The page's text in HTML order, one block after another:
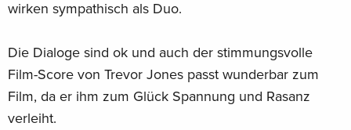
wirken sympathisch als Duo.
Die Dialoge sind ok und auch der stimmungsvolle
Film-Score von Trevor Jones passt wunderbar zum
Film, da er ihm zum Glück Spannung und Rasanz
verleiht.